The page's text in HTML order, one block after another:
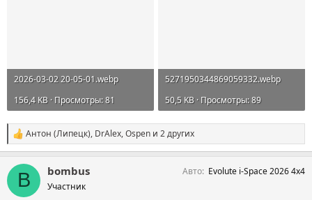
2026-03-02 20-05-01.webp
156,4 KB · Просмотры: 81
5271950344869059332.webp
50,5 KB · Просмотры: 89
С
и
п
т
Антон (Липецк), DrAlex,Ospen и 2 других
B bombus
Участник
Авто Evolute i-Space 2026 4x4